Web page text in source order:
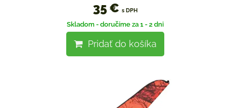
35 € s DPH
Skladom - doručíme za 1 - 2 dni
Pridať do košíka